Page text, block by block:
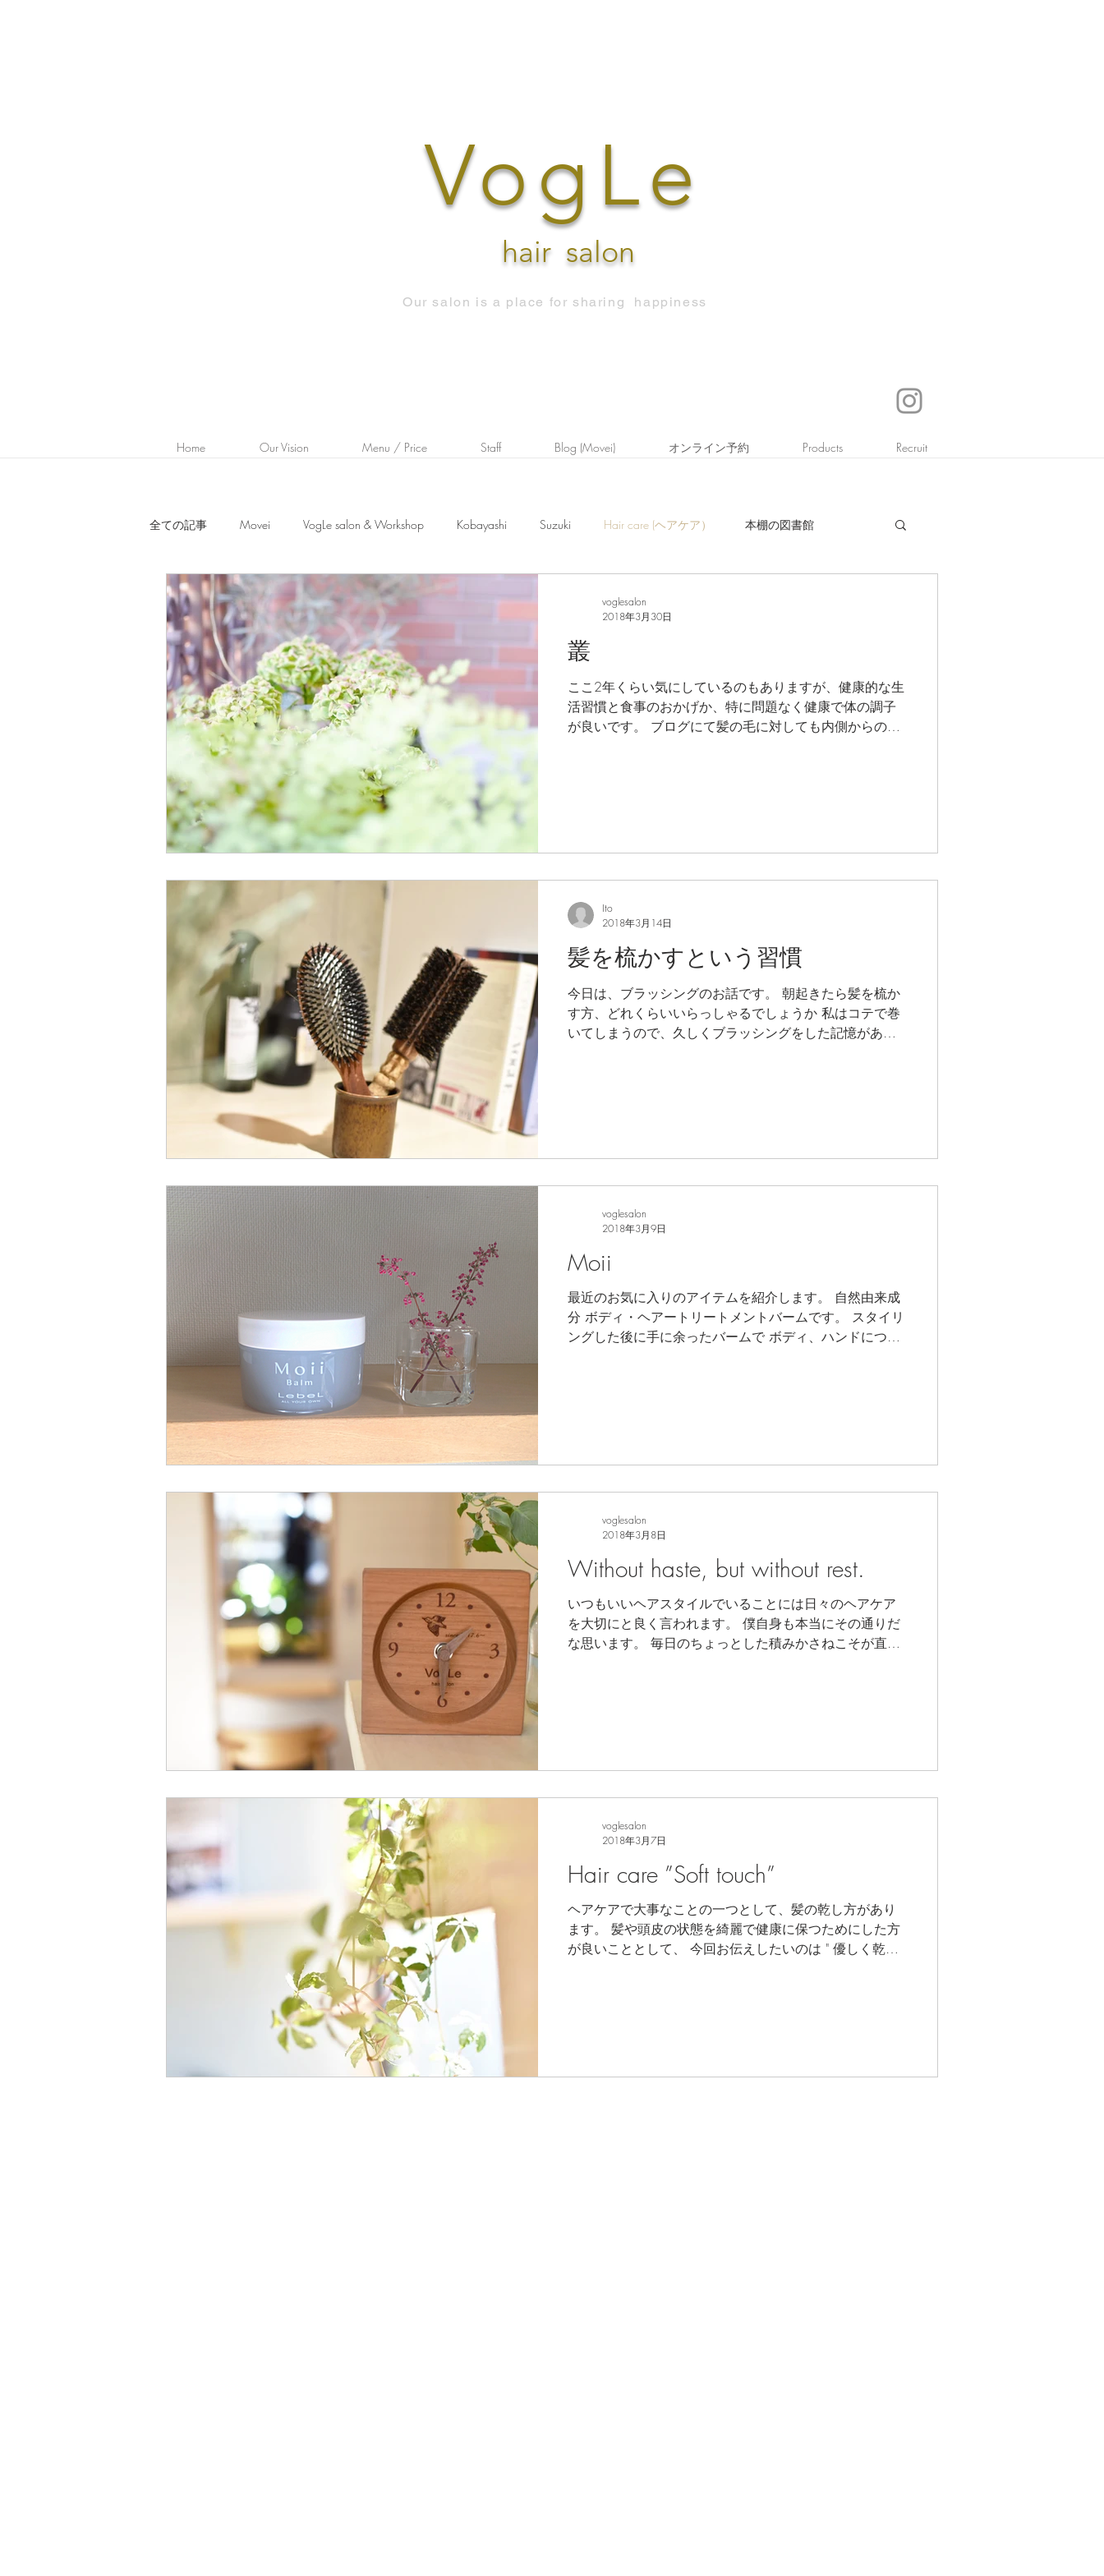
VogLe
hair salon
Our salon is a place for sharing happiness
Home Our Vision Menu / Price Staff Blog (Movei) オンライン予約 Products Recruit
全ての記事 Movei VogLe salon & Workshop Kobayashi Suzuki Hair care (ヘアケア） 本棚の図書館
Kimura Enomoto
叢
ここ2年くらい気にしているのもありますが、健康的な生
活習慣と食事のおかげか、特に問題なく健康で体の調子
が良いです。 ブログにて髪の毛に対しても内側からの健
voglesalon
2018年3月30日
髪を梳かすという習慣
今日は、ブラッシングのお話です。 朝起きたら髪を梳か
す方、どれくらいいらっしゃるでしょうか 私はコテで巻
いてしまうので、久しくブラッシングをした記憶があり
Ito
2018年3月14日
Moii
最近のお気に入りのアイテムを紹介します。 自然由来成
分 ボディ・ヘアートリートメントバームです。 スタイリ
ングした後に手に余ったバームで ボディ、ハンドにつけ
voglesalon
2018年3月9日
Without haste, but without rest.
いつもいいヘアスタイルでいることには日々のヘアケア
を大切にと良く言われます。 僕自身も本当にその通りだ
な思います。 毎日のちょっとした積みかさねこそが直ぐ
voglesalon
2018年3月8日
Hair care ”Soft touch”
ヘアケアで大事なことの一つとして、髪の乾し方があり
ます。 髪や頭皮の状態を綺麗で健康に保つためにした方
が良いこととして、 今回お伝えしたいのは " 優しく乾か
voglesalon
2018年3月7日